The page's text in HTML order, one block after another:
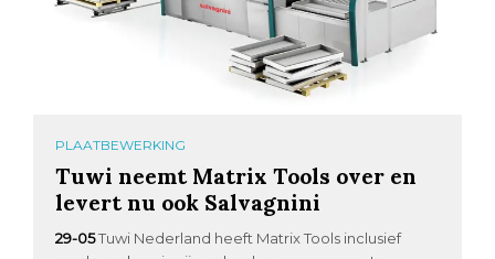
PLAATBEWERKING
Tuwi neemt Matrix Tools over en
levert nu ook Salvagnini
29-05Tuwi Nederland heeft Matrix Tools inclusief